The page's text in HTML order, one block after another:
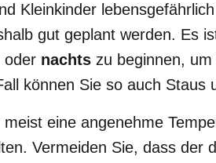
Kleinkinder
gut geplant werden. Es
oder nachts zu beginnen,
können Sie so auch Staus
eine angenehme
Vermeiden Sie, dass der